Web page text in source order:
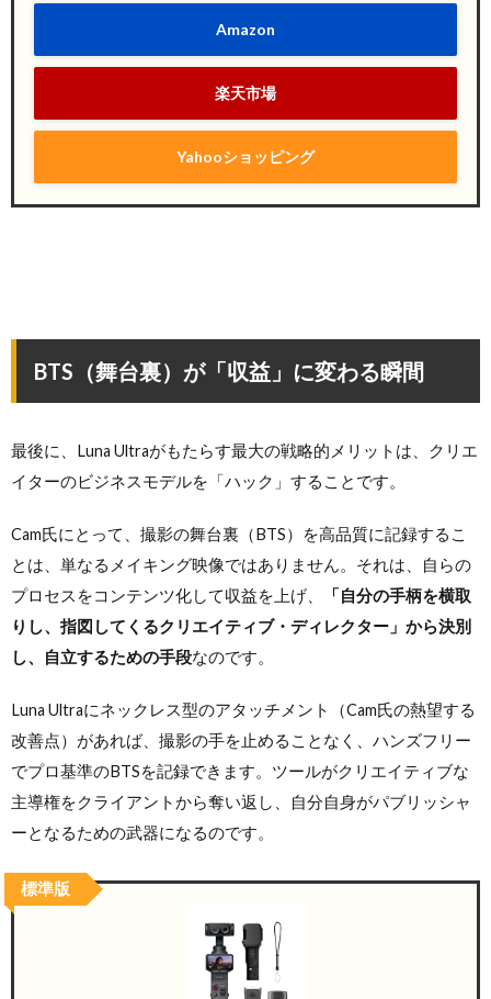
Amazon
楽天市場
Yahooショッピング
BTS（舞台裏）が「収益」に変わる瞬間
最後に、Luna Ultraがもたらす最大の戦略的メリットは、クリエ
イターのビジネスモデルを「ハック」することです。
Cam氏にとって、撮影の舞台裏（BTS）を高品質に記録するこ
とは、単なるメイキング映像ではありません。それは、自らの
プロセスをコンテンツ化して収益を上げ、
「自分の手柄を横取
りし、指図してくるクリエイティブ・ディレクター」から決別
し、自立するための手段なのです。
Luna Ultraにネックレス型のアタッチメント（Cam氏の熱望する
改善点）があれば、撮影の手を止めることなく、ハンズフリー
でプロ基準のBTSを記録できます。ツールがクリエイティブな
主導権をクライアントから奪い返し、自分自身がパブリッシャ
ーとなるための武器になるのです。
標準版